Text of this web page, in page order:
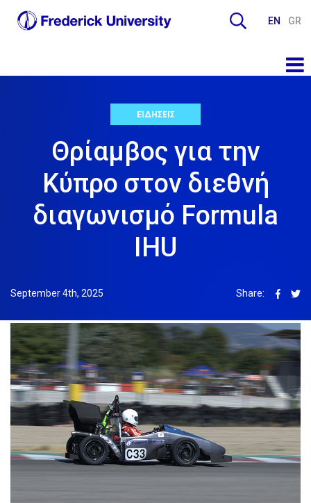
EN GR
ΕΙΔΗΣΕΙΣ
Θρίαμβος για την
Κύπρο στον διεθνή
διαγωνισμό Formula
IHU
September 4th, 2025 Share: